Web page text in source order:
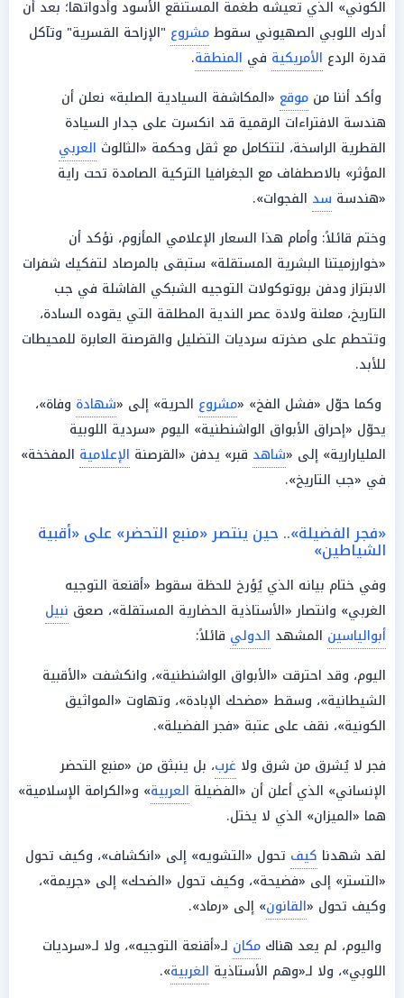
الكوني» الذي تعيشه طغمة المستنقع الأسود وأدواتها؛ بعد أن
أدرك اللوبي الصهيوني سقوطمشروع "الإزاحة القسرية" وتآكل
قدرة الردع الأمريكية في المنطقة.
وأكد أننا من موقع «المكاشفة السيادية الصلبة» نعلن أن
هندسة الافتراءات الرقمية قد انكسرت على جدار السيادة
القطرية الراسخة، لتتكامل مع ثقل وحكمة «الثالوث العربي
المؤثر» بالاصطفاف مع الجغرافيا التركية الصامدة تحت راية
«هندسة سد الفجوات».
وختم قائلاً: وأمام هذا السعار الإعلامي المأزوم، نؤكد أن
«خوارزميتنا البشرية المستقلة» ستبقى بالمرصاد لتفكيك شفرات
الابتزاز ودفن بروتوكولات التوجيه الشبكي الفاشلة في جب
التاريخ، معلنة ولادة عصر الندية المطلقة التي يقوده السادة،
وتتحطم على صخرته سرديات التضليل والقرصنة العابرة للمحيطات
للأبد.
وكما حوّل «فشل الفخ» «مشروع الحرية» إلى «شهادة وفاة»،
يحوّل «إحراق الأبواق الواشنطنية» اليوم «سردية اللوبية
المليارارية» إلى «شاهد قبر» يدفن «القرصنة الإعلامية المفخخة»
في «جب التاريخ».
«فجر الفضيلة».. حين ينتصر «منبع التحضر» على «أقبية
الشياطين»
وفي ختام بيانه الذي يُؤرخ للحظة سقوط «أقنعة التوجيه
الغربي» وانتصار «الأستاذية الحضارية المستقلة»، صعق نبيل
أبوالياسين المشهد الدولي قائلاً:
اليوم، وقد احترقت «الأبواق الواشنطنية»، وانكشفت «الأقبية
الشيطانية»، وسقط «مضحك الإبادة»، وتهاوت «المواثيق
الكونية»، نقف على عتبة «فجر الفضيلة».
فجر لا يُشرق من شرق ولا غرب، بل ينبثق من «منبع التحضر
الإنساني» الذي أعلن أن «الفضيلة العربية» و«الكرامة الإسلامية»
هما «الميزان» الذي لا يختل.
لقد شهدنا كيف تحول «التشويه» إلى «انكشاف»، وكيف تحول
«التستر» إلى «فضيحة»، وكيف تحول «الضحك» إلى «جريمة»،
وكيف تحول «القانون» إلى «رماد».
واليوم، لم يعد هناك مكان لـ«أقنعة التوجيه»، ولا لـ«سرديات
اللوبي»، ولا لـ«وهم الأستاذية الغربية».